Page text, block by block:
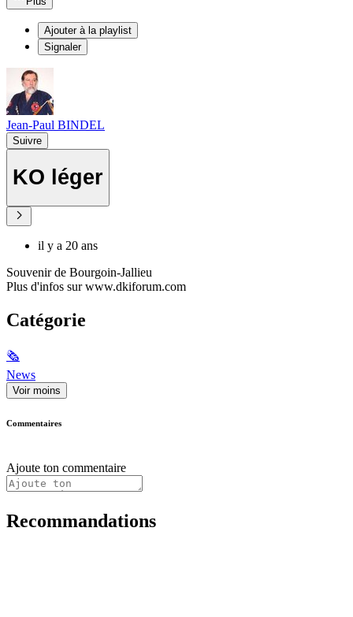
Ajouter à la playlist
Signaler
Jean-Paul BINDEL
Suivre
KO léger
il y a 20 ans
Souvenir de Bourgoin-Jallieu
Plus d'infos sur www.dkiforum.com
Catégorie
🗞
News
Voir moins
Commentaires
Ajoute ton commentaire
Recommandations